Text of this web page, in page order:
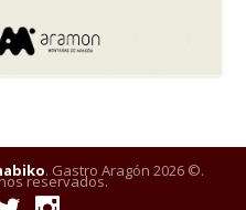
. Gastro Aragón 2026 ©.
reservados.